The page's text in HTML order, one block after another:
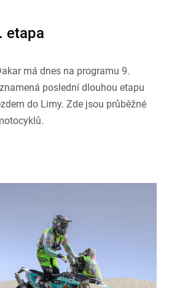
etapa
má dnes na programu 9.
poslední dlouhou etapu
do Limy. Zde jsou průběžné